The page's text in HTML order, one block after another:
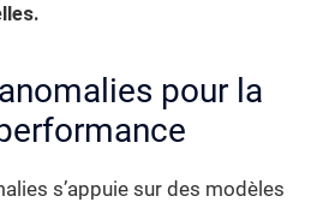
pour la
s’appuie sur des modèles